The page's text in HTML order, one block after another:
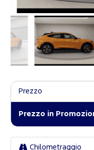
Prezzo
Prezzo in
Chilometraggio